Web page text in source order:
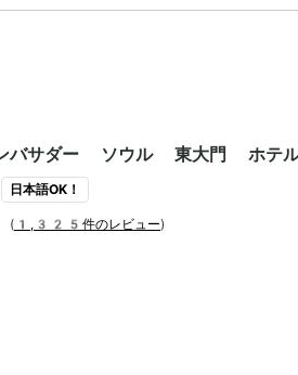
バサダー ソウル 東大門 ホテ
日本語OK！
( 1,325件のレビュー)